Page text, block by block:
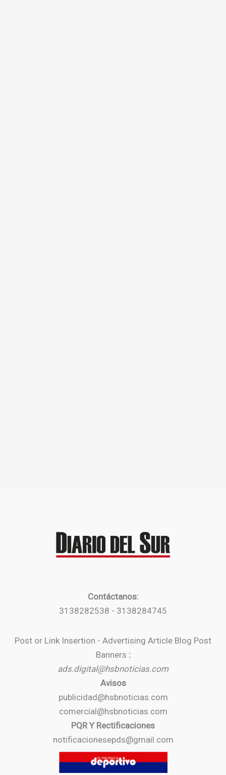
Contáctanos:
3138282538 - 3138284745
Post or Link Insertion - Advertising Article Blog Post
Banners :
ads.digital@hsbnoticias.com
Avisos
publicidad@hsbnoticias.com
comercial@hsbnoticias.com
PQR Y Rectificaciones
notificacionesepds@gmail.com